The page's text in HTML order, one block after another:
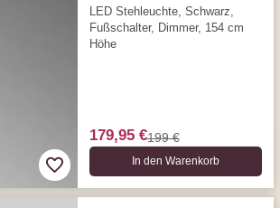
LED Stehleuchte, Schwarz,
Fußschalter, Dimmer, 154 cm
Höhe
179,95 €199 €
In den Warenkorb